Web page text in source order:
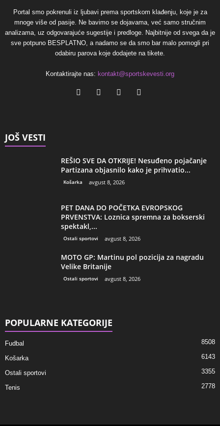
Portal smo pokrenuli iz ljubavi prema sportskom klađenju, koje je za
mnoge više od pasije. Ne bavimo se dojavama, već samo stručnim
analizama, uz odgovarajuće sugestije i predloge. Najbitnije od svega da je
sve potpuno BESPLATNO, a nadamo se da smo bar malo pomogli pri
odabiru parova koje dodajete na tikete.
Kontaktirajte nas: kontakt@sportskevesti.org
JOŠ VESTI
REŠIO SVE DA OTKRIJE! Nesuđeno pojačanje
Partizana objasnilo kako je prihvatio...
Košarka avgust 8, 2026
PET DANA DO POČETKA EVROPSKOG
PRVENSTVA: Loznica spremna za bokserski
spektakl,...
Ostali sportovi avgust 8, 2026
MOTO GP: Martinu pol pozicija za nagradu
Velike Britanije
Ostali sportovi avgust 8, 2026
POPULARNE KATEGORIJE
Fudbal 8508
Košarka 6143
Ostali sportovi 3355
Tenis 2778